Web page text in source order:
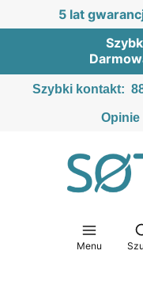
5 lat
Szybki kontakt:
Opinie
Menu